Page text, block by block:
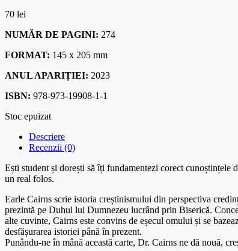
70 lei
NUMĂR DE PAGINI: 274
FORMAT: 145 x 205 mm
ANUL APARIȚIEI: 2023
ISBN: 978-973-19908-1-1
Stoc epuizat
Descriere
Recenzii (0)
Ești student și dorești să îți fundamentezi corect cunoștințele
un real folos.
Earle Cairns scrie istoria creștinismului din perspectiva
prezintă pe Duhul lui Dumnezeu lucrând prin Biserică.
alte cuvinte, Cairns este convins de eșecul omului și se
desfășurarea istoriei până în prezent.
Punându-ne în mână această carte, Dr. Cairns ne dă nouă,